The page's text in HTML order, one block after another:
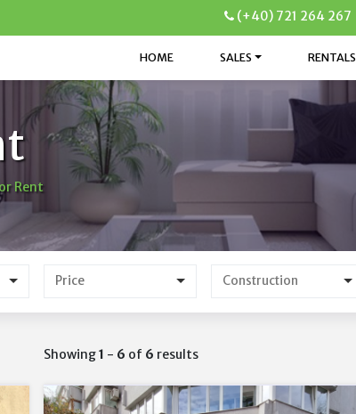
(+40) 721 264 267
HOME SALES RENTALS
Rent
Price
Showing1 - 6 of 6 results